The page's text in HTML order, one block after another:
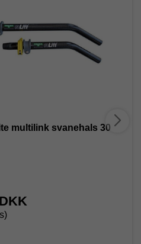
multilink svanehals 30